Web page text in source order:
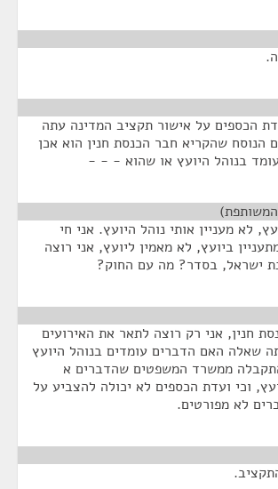
הכספים על אישור תקציב המדינה עתה
שהקריא חבר הכנסת חנין הוא אכן
בנוהל היועץ או שהוא - - -
לא מעניין אותי נוהל היועץ. אני חי
ביועץ, לא מאמין ליועץ, אני רוצה
ישראל, בסדר? מה עם החוק?
חנין, אני רק רוצה לתאר את האירועים
שאלה האם הדברים עומדים בנוהל היועץ
ממשרד המשפטים שהדברים א
וכי ועדת הכספים לא יכולה להצביע על
לא מפורטים.